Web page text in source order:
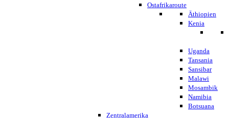
Ostafrikaroute
Äthiopien
Kenia
Uganda
Tansania
Sansibar
Malawi
Mosambik
Namibia
Botsuana
Zentralamerika